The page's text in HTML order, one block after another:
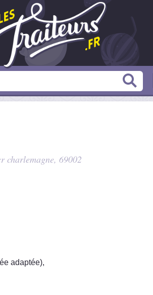
charlemagne, 69002
adaptée),